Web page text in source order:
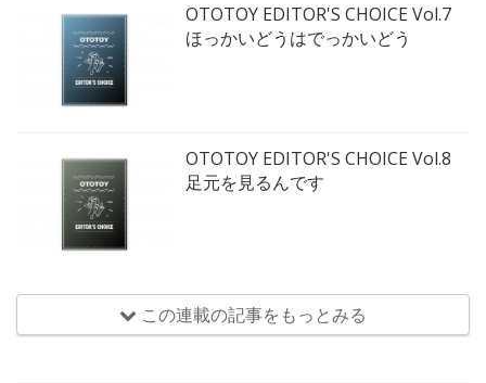
OTOTOY EDITOR'S CHOICE Vol.7
ほっかいどうはでっかいどう
OTOTOY EDITOR'S CHOICE Vol.8
足元を見るんです
この連載の記事をもっとみる